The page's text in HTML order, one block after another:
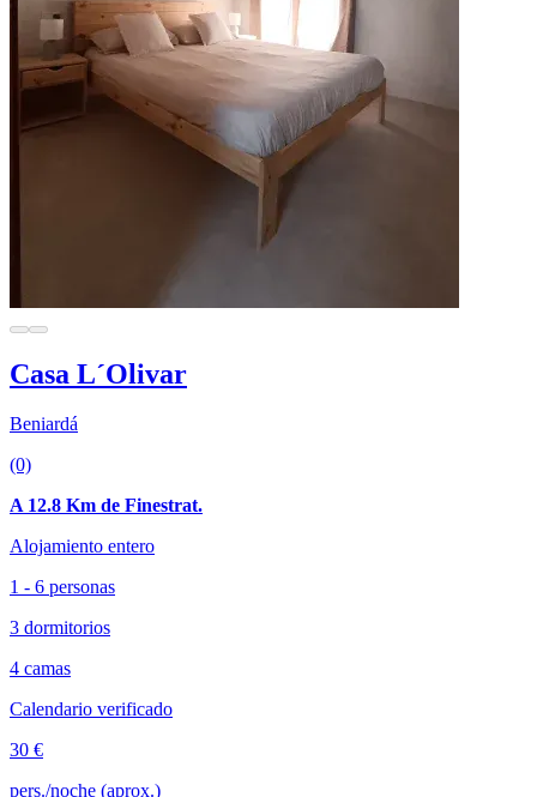
Casa L´Olivar
Beniardá
(0)
A 12.8 Km de Finestrat.
Alojamiento entero
1 - 6 personas
3 dormitorios
4 camas
Calendario verificado
30 €
pers./noche (aprox.)